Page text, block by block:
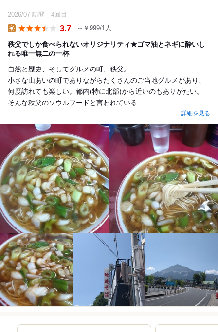
2026/07 訪問 4回目
3.7 ～￥999/1人
秩父でしか食べられないオリジナリティ★ゴマ油とネギに酔いし
れる唯一無二の一杯
自然と歴史、そしてグルメの町、秩父。
小さな山あいの町でありながらたくさんのご当地グルメがあり、
何度訪れても楽しい。都内(特に北部)から近いのもありがたい。
そんな秩父のソウルフードと言われている...
詳細を見る